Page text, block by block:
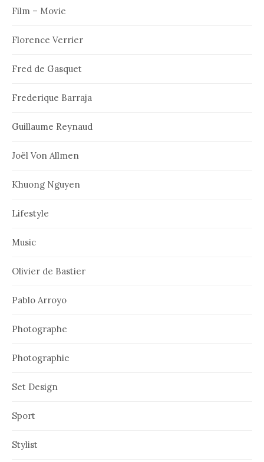
Film – Movie
Florence Verrier
Fred de Gasquet
Frederique Barraja
Guillaume Reynaud
Joël Von Allmen
Khuong Nguyen
Lifestyle
Music
Olivier de Bastier
Pablo Arroyo
Photographe
Photographie
Set Design
Sport
Stylist